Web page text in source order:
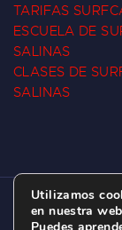
TARIFAS
ESCUELA DE
SALINAS
CLASES DE
SALINAS
Utilizamos
en nuestra